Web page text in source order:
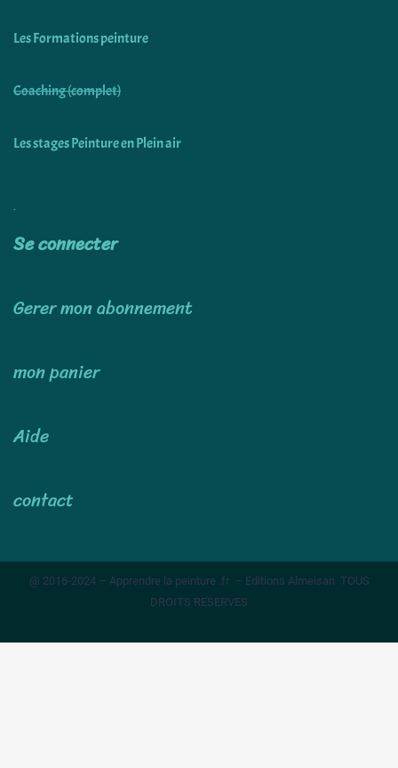
Les Formations peinture
Coaching (complet)
Les stages Peinture en Plein air
Se connecter
Gerer mon abonnement
mon panier
Aide
contact
@ 2016-2024 – Apprendre la peinture .fr – Editions Almeisan TOUS
DROITS RESERVES